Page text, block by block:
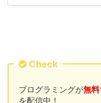
Check
プログラミングが無料
を配信中！